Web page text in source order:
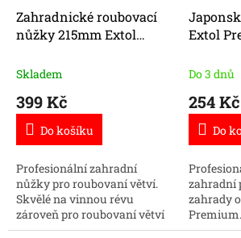
ů
d
u
Zahradnické roubovací
nůžky 215mm Extol
Skladem
399 Kč
Do košíku
Profesionální zahradní
nůžky pro roubovaní větví.
Skvělé na vinnou révu
zároveň pro roubovaní větví
v ovocném sadu. Pro
Extol
Do 3 dnů
254 Kč
Do
zahradní
zahrady
větve a